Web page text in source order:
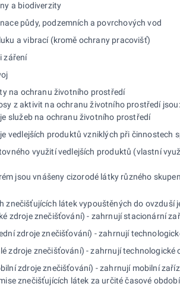
a biodiverzity
půdy, podzemních a povrchových vod
a vibrací (kromě ochrany pracovišť)
záření
na ochranu životního prostředí
z aktivit na ochranu životního prostředí jsou:
služeb na ochranu životního prostředí
vedlejších produktů vzniklých při činnostech
využití vedlejších produktů (vlastní
jsou vnášeny cizorodé látky různého
znečišťujících látek vypouštěných do ovzduší
zdroje znečišťování) - zahrnují stacionární
zdroje znečišťování) - zahrnují
zdroje znečišťování) - zahrnují
zdroje znečišťování) - zahrnují mobilní
znečišťujících látek za určité časové